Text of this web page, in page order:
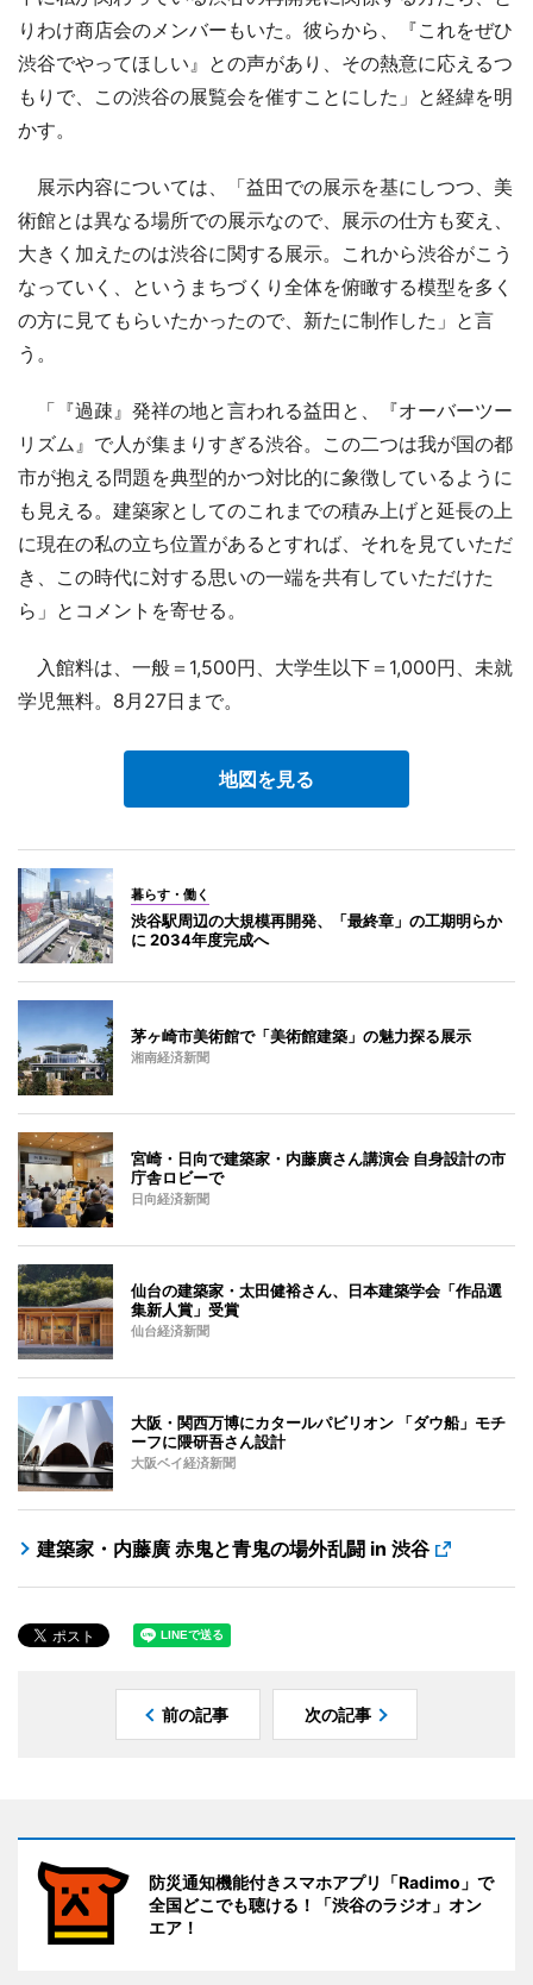
りわけ商店会のメンバーもいた。彼らから、『これをぜひ
渋谷でやってほしい』との声があり、その熱意に応えるつ
もりで、この渋谷の展覧会を催すことにした」と経緯を明
かす。
展示内容については、「益田での展示を基にしつつ、美
術館とは異なる場所での展示なので、展示の仕方も変え、
大きく加えたのは渋谷に関する展示。これから渋谷がこう
なっていく、というまちづくり全体を俯瞰する模型を多く
の方に見てもらいたかったので、新たに制作した」と言
う。
「『過疎』発祥の地と言われる益田と、『オーバーツー
リズム』で人が集まりすぎる渋谷。この二つは我が国の都
市が抱える問題を典型的かつ対比的に象徴しているように
も見える。建築家としてのこれまでの積み上げと延長の上
に現在の私の立ち位置があるとすれば、それを見ていただ
き、この時代に対する思いの一端を共有していただけた
ら」とコメントを寄せる。
入館料は、一般＝1,500円、大学生以下＝1,000円、未就
学児無料。8月27日まで。
地図を見る
暮らす・働く
渋谷駅周辺の大規模再開発、「最終章」の工期明らか
に 2034年度完成へ
茅ヶ崎市美術館で「美術館建築」の魅力探る展示
湘南経済新聞
宮崎・日向で建築家・内藤廣さん講演会 自身設計の市
庁舎ロビーで
日向経済新聞
仙台の建築家・太田健裕さん、日本建築学会「作品選
集新人賞」受賞
仙台経済新聞
大阪・関西万博にカタールパビリオン 「ダウ船」モチ
ーフに隈研吾さん設計
大阪ベイ経済新聞
建築家・内藤廣 赤鬼と青鬼の場外乱闘 in 渋谷
前の記事 次の記事
防災通知機能付きスマホアプリ「Radimo」で
全国どこでも聴ける！「渋谷のラジオ」オン
エア！